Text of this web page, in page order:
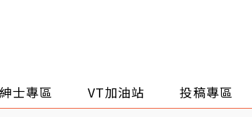
紳士專區 VT加油站 投稿專區